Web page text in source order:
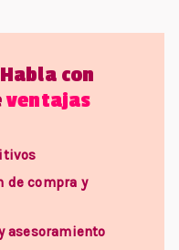
con
ventajas
de compra y
asesoramiento